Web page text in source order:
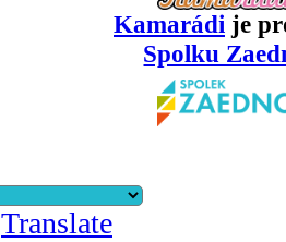
Kamarádi je
Spolku
Translate